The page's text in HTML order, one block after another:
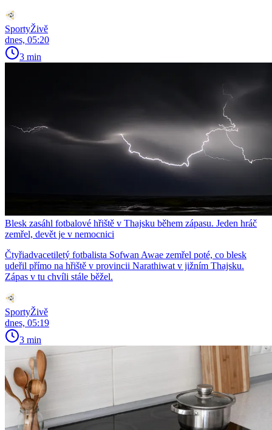
SportyŽivě
dnes, 05:20
3 min
Blesk zasáhl fotbalové hřiště v Thajsku během zápasu. Jeden hráč
zemřel, devět je v nemocnici
Čtyřiadvacetiletý fotbalista Sofwan Awae zemřel poté, co blesk
udeřil přímo na hřiště v provincii Narathiwat v jižním Thajsku.
Zápas v tu chvíli stále běžel.
SportyŽivě
dnes, 05:19
3 min